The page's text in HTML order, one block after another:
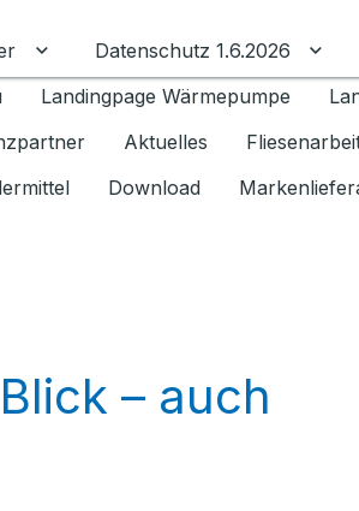
Untermenü für Ratgeber
Datenschutz 1.6.2026
Landingpage Wärmepumpe
Aktuelles
Download
– auch